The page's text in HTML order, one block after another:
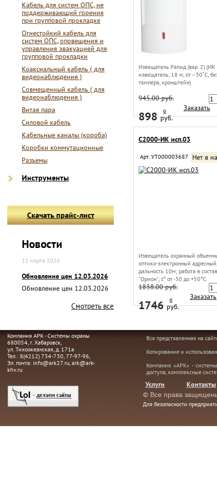
Кабель для систем ОПС, не
поддерживающий горения
при групповой прокладке
Огнестойкий кабель для
систем ОПС, оповещения и
управления эвакуацией для
групповой прокладки
Коаксиальный кабель ( для
видеонаблюдения )
Совмещенный кабель ( для
видеонаблюдения )
Витая пара
Силовой кабель
Кабельные каналы (короба)
Коробки коммутационные
Разъемы
Инструменты
Скачать прайс-лист
Новости
11 марта 2026
Обновление цен 12.03.2026
Обновление цен 12.03.2026
Смотреть все
Извещатель Рапид (вар. 2) (ИК
извещатель, 18 м, от –30˚С,
тампера, кронштейн)
945.00 руб.
898 0
руб.
Заказать
С2000-ИК исп.03
Арт. УТ000003687 Нет в
Извещатель охранный
оптико-электронный адресный,
дальность 10м; работа в
"Орион"; t° от -30 до +50°С
1838.00 руб.
1746 0
руб.
Заказать
Компания АРК - Системы охраны
680054, г. Хабаровск,
ул. Тихоокеанская, д. 171а
Тел.: 8(4212) 734-730, 77-97-96,
Эл. почта: info@ark27.ru, ark@ark-
khv.ru
Вся представленная на
Копирование и
Компания «АРК» -
доступа, комплексные
Услуги
Контакты
© Все права
Для безопасности